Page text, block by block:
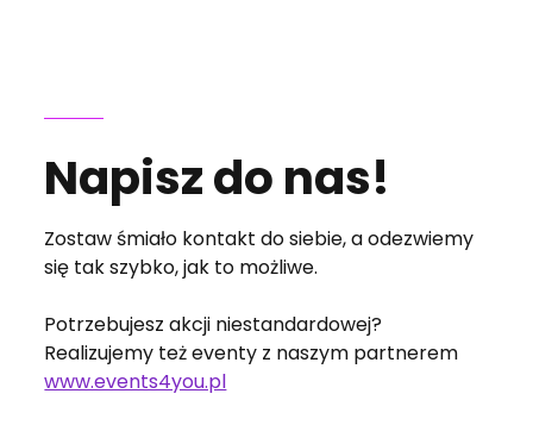
Napisz do nas!
Zostaw śmiało kontakt do siebie, a odezwiemy
się tak szybko, jak to możliwe.
Potrzebujesz akcji niestandardowej?
Realizujemy też eventy z naszym partnerem
www.events4you.pl